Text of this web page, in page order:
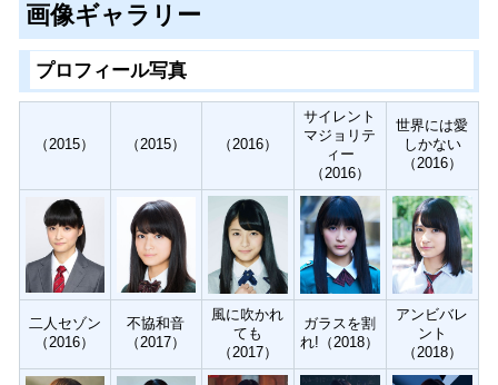
画像ギャラリー
プロフィール写真
（2015） （2015） （2016）
サイレント
マジョリテ
ィー
（2016）
世界には愛
しかない
（2016）
二人セゾン
（2016）
不協和音
（2017）
風に吹かれ
ても
（2017）
ガラスを割
れ!（2018）
アンビバレ
ント
（2018）